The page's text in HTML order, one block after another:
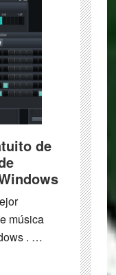
de
música
. …